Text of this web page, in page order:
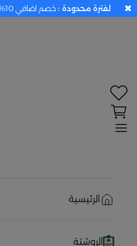
الرئيسية
الروشتة
لفترة محدودة : خصم اضافي 10% علي اول اوردر ليك بكوبون ✖